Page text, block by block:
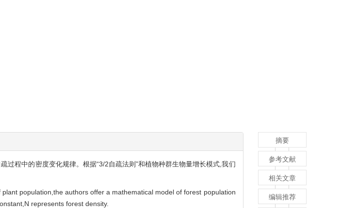
程中的密度变化规律。根据“3/2自疏法则”和植物种群生物量增长模式,我们
population,the authors offer a mathematical model of forest population
represents forest density.
摘要
参考文献
相关文章
编辑推荐